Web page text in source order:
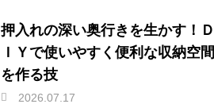
押入れの深い奥行きを生かす！Ｄ
ＩＹで使いやすく便利な収納空間
を作る技
2026.07.17